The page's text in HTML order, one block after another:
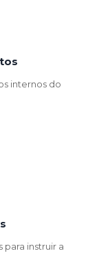
internos do
instruir a